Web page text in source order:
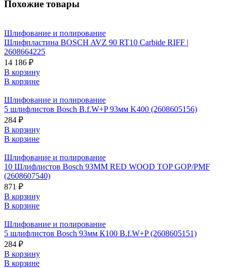
Похожие товары
Шлифование и полирование
Шлифпластина BOSCH AVZ 90 RT10 Carbide RIFF |
2608664225
14 186 ₽
В корзину
В корзине
Шлифование и полирование
5 шлифлистов Bosch B.f.W+P 93мм K400 (2608605156)
284 ₽
В корзину
В корзине
Шлифование и полирование
10 Шлифлистов Bosch 93ММ RED WOOD TOP GOP/PMF
(2608607540)
871 ₽
В корзину
В корзине
Шлифование и полирование
5 шлифлистов Bosch 93мм К100 B.f.W+P (2608605151)
284 ₽
В корзину
В корзине